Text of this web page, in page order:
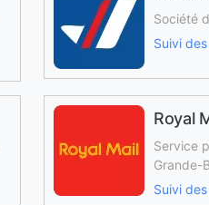
Société
Suivi
Royal
Service
Grande-
Suivi